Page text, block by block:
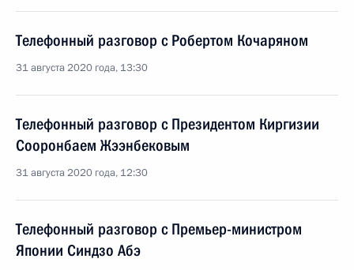
Телефонный разговор с Робертом Кочаряном
31 августа 2020 года, 13:30
Телефонный разговор с Президентом Киргизии
Сооронбаем Жээнбековым
31 августа 2020 года, 12:30
Телефонный разговор с Премьер-министром
Японии Синдзо Абэ